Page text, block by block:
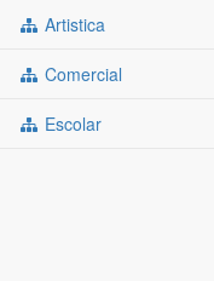
Artistica
Comercial
Escolar